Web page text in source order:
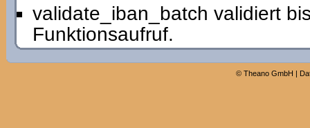
validate_iban_batch validiert
Funktionsaufruf.
© Theano GmbH |